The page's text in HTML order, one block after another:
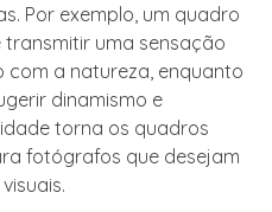
Por exemplo, um quadro
uma sensação
com a natureza, enquanto
dinamismo e
torna os quadros
fotógrafos que desejam